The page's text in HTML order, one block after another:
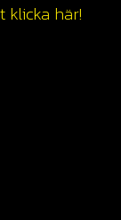
klicka här!